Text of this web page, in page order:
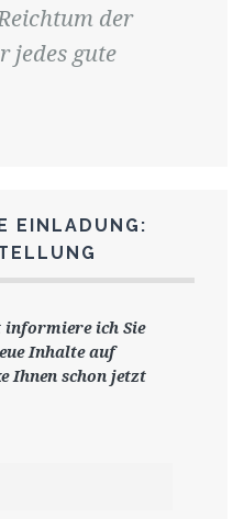
der
jedes gute
EINLADUNG:
ich Sie
Inhalte auf
Ihnen schon jetzt